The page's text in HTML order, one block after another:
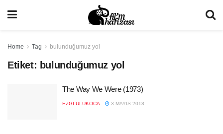
Home Tag bulunduğumuz yol
Etiket: bulunduğumuz yol
The Way We Were (1973)
EZGI ULUKOCA 3 MAYIS 2018